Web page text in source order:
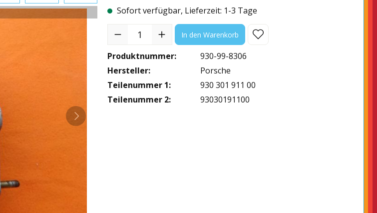
Sofort verfügbar, Lieferzeit: 1-3 Tage
Produkt Anzahl: Gib den gewünschten Wert ein oder benutze die
In den Warenkorb
Produktnummer:
930-99-8306
Hersteller:
Porsche
Teilenummer 1:
930 301 911 00
Teilenummer 2:
93030191100